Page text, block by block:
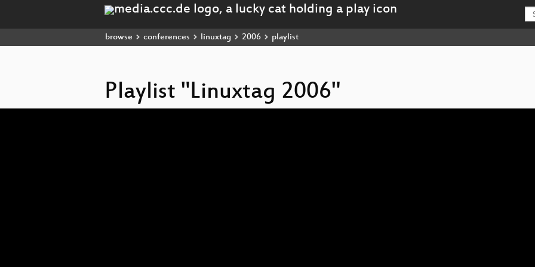
browse conferences linuxtag 2006 playlist
Playlist "Linuxtag 2006"